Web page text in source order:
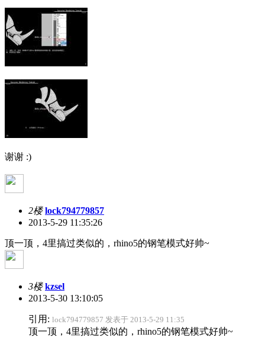
谢谢 :)
2楼 lock794779857
2013-5-29 11:35:26
顶一顶，4里搞过类似的，rhino5的钢笔模式好帅~
3楼 kzsel
2013-5-30 13:10:05
引用: lock794779857 发表于 2013-5-29 11:35
顶一顶，4里搞过类似的，rhino5的钢笔模式好帅~